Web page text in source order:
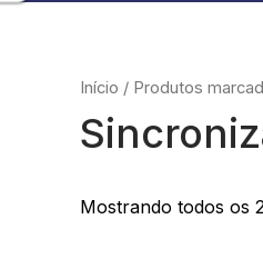
Início / Produtos
Mostrando todos os